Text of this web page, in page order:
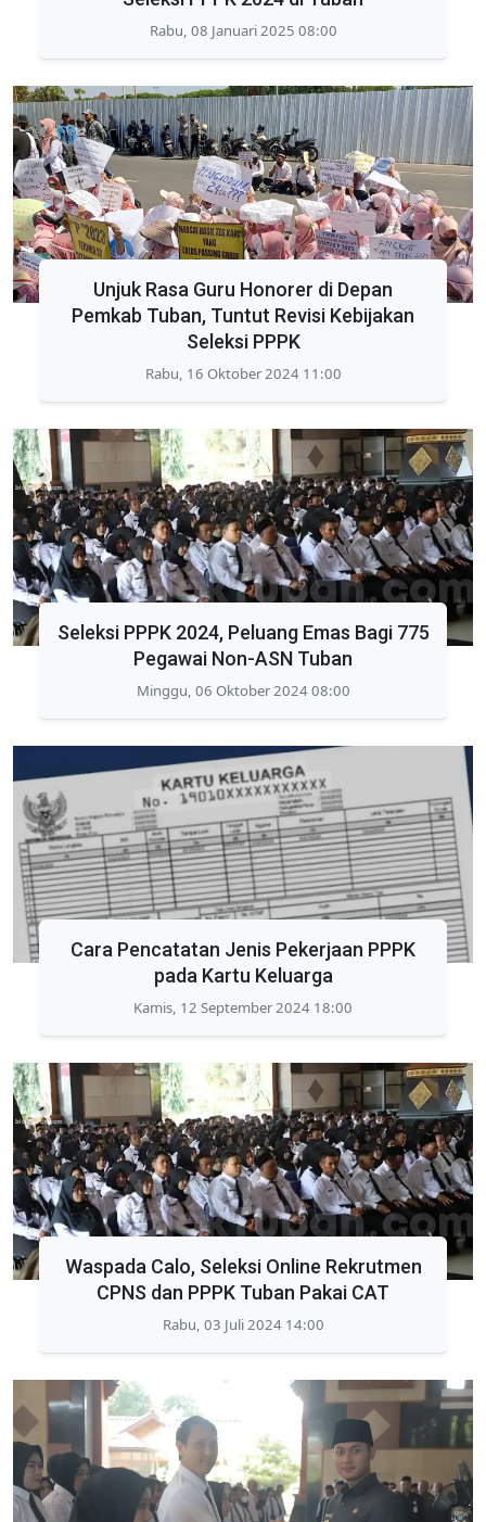
Rabu, 08 Januari 2025 08:00
Unjuk Rasa Guru Honorer di Depan
Pemkab Tuban, Tuntut Revisi Kebijakan
Seleksi PPPK
Rabu, 16 Oktober 2024 11:00
Seleksi PPPK 2024, Peluang Emas Bagi 775
Pegawai Non-ASN Tuban
Minggu, 06 Oktober 2024 08:00
Cara Pencatatan Jenis Pekerjaan PPPK
pada Kartu Keluarga
Kamis, 12 September 2024 18:00
Waspada Calo, Seleksi Online Rekrutmen
CPNS dan PPPK Tuban Pakai CAT
Rabu, 03 Juli 2024 14:00